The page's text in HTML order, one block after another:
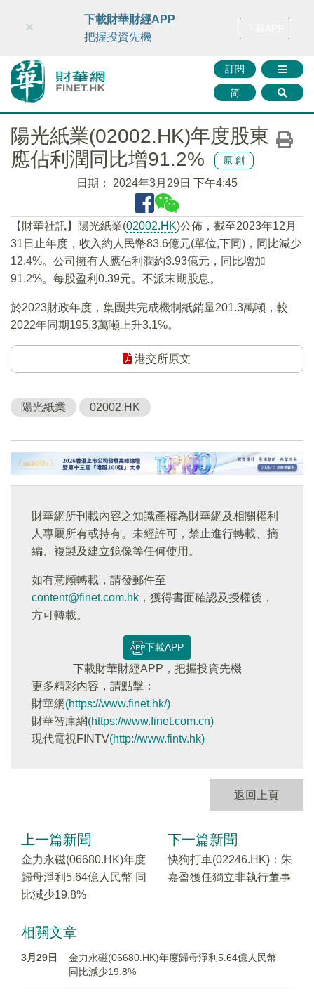
財華智庫網 FINTV FINMETA 財華證券 媒體矩陣
訂閱
简
×
下載財華財經APP
把握投資先機
陽光紙業(02002.HK)年度股東
應佔利潤同比增91.2%
原創
日期： 2024年3月29日 下午4:45
【財華社訊】陽光紙業(02002.HK)公佈，截至2023年12月
31日止年度，收入約人民幣83.6億元(單位,下同)，同比減少
12.4%。公司擁有人應佔利潤約3.93億元，同比增加
91.2%。每股盈利0.39元。不派末期股息。
於2023財政年度，集團共完成機制紙銷量201.3萬噸，較
2022年同期195.3萬噸上升3.1%。
港交所原文
陽光紙業 02002.HK
財華網所刊載內容之知識產權為財華網及相關權利
人專屬所有或持有。未經許可，禁止進行轉載、摘
編、複製及建立鏡像等任何使用。
如有意願轉載，請發郵件至
content@finet.com.hk ，獲得書面確認及授權後，
方可轉載。
下載APP
下載財華財經APP，把握投資先機
更多精彩内容，請點擊：
財華網(https://www.finet.hk/)
財華智庫網(https://www.finet.com.cn)
現代電視FINTV(http://www.fintv.hk)
返回上頁
上一篇新聞
金力永磁(06680.HK)年度
歸母淨利5.64億人民幣 同
比減少19.8%
下一篇新聞
快狗打車(02246.HK)：朱
嘉盈獲任獨立非執行董事
相關文章
3月29日
金力永磁(06680.HK)年度歸母淨利5.64億人民幣
同比減少19.8%